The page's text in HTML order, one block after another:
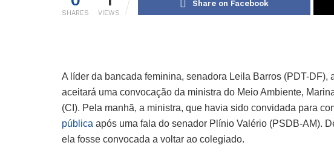
SHARES VIEWS
Share on Facebook
A líder da bancada feminina, senadora Leila Barros (PDT-DF),
aceitará uma convocação da ministra do Meio Ambiente,
(CI). Pela manhã, a ministra, que havia sido convidada para
pública após uma fala do senador Plínio Valério (PSDB-AM).
ela fosse convocada a voltar ao colegiado.